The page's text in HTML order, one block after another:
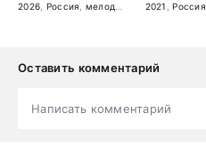
2026 Россия мелодрама ,фэнтези
2021 ,Россия
Оставить комментарий
Написать комментарий